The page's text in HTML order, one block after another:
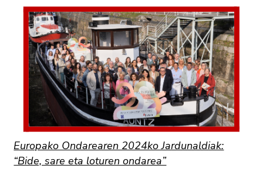
Europako Ondarearen 2024ko Jardunaldiak:
“Bide, sare eta loturen ondarea”